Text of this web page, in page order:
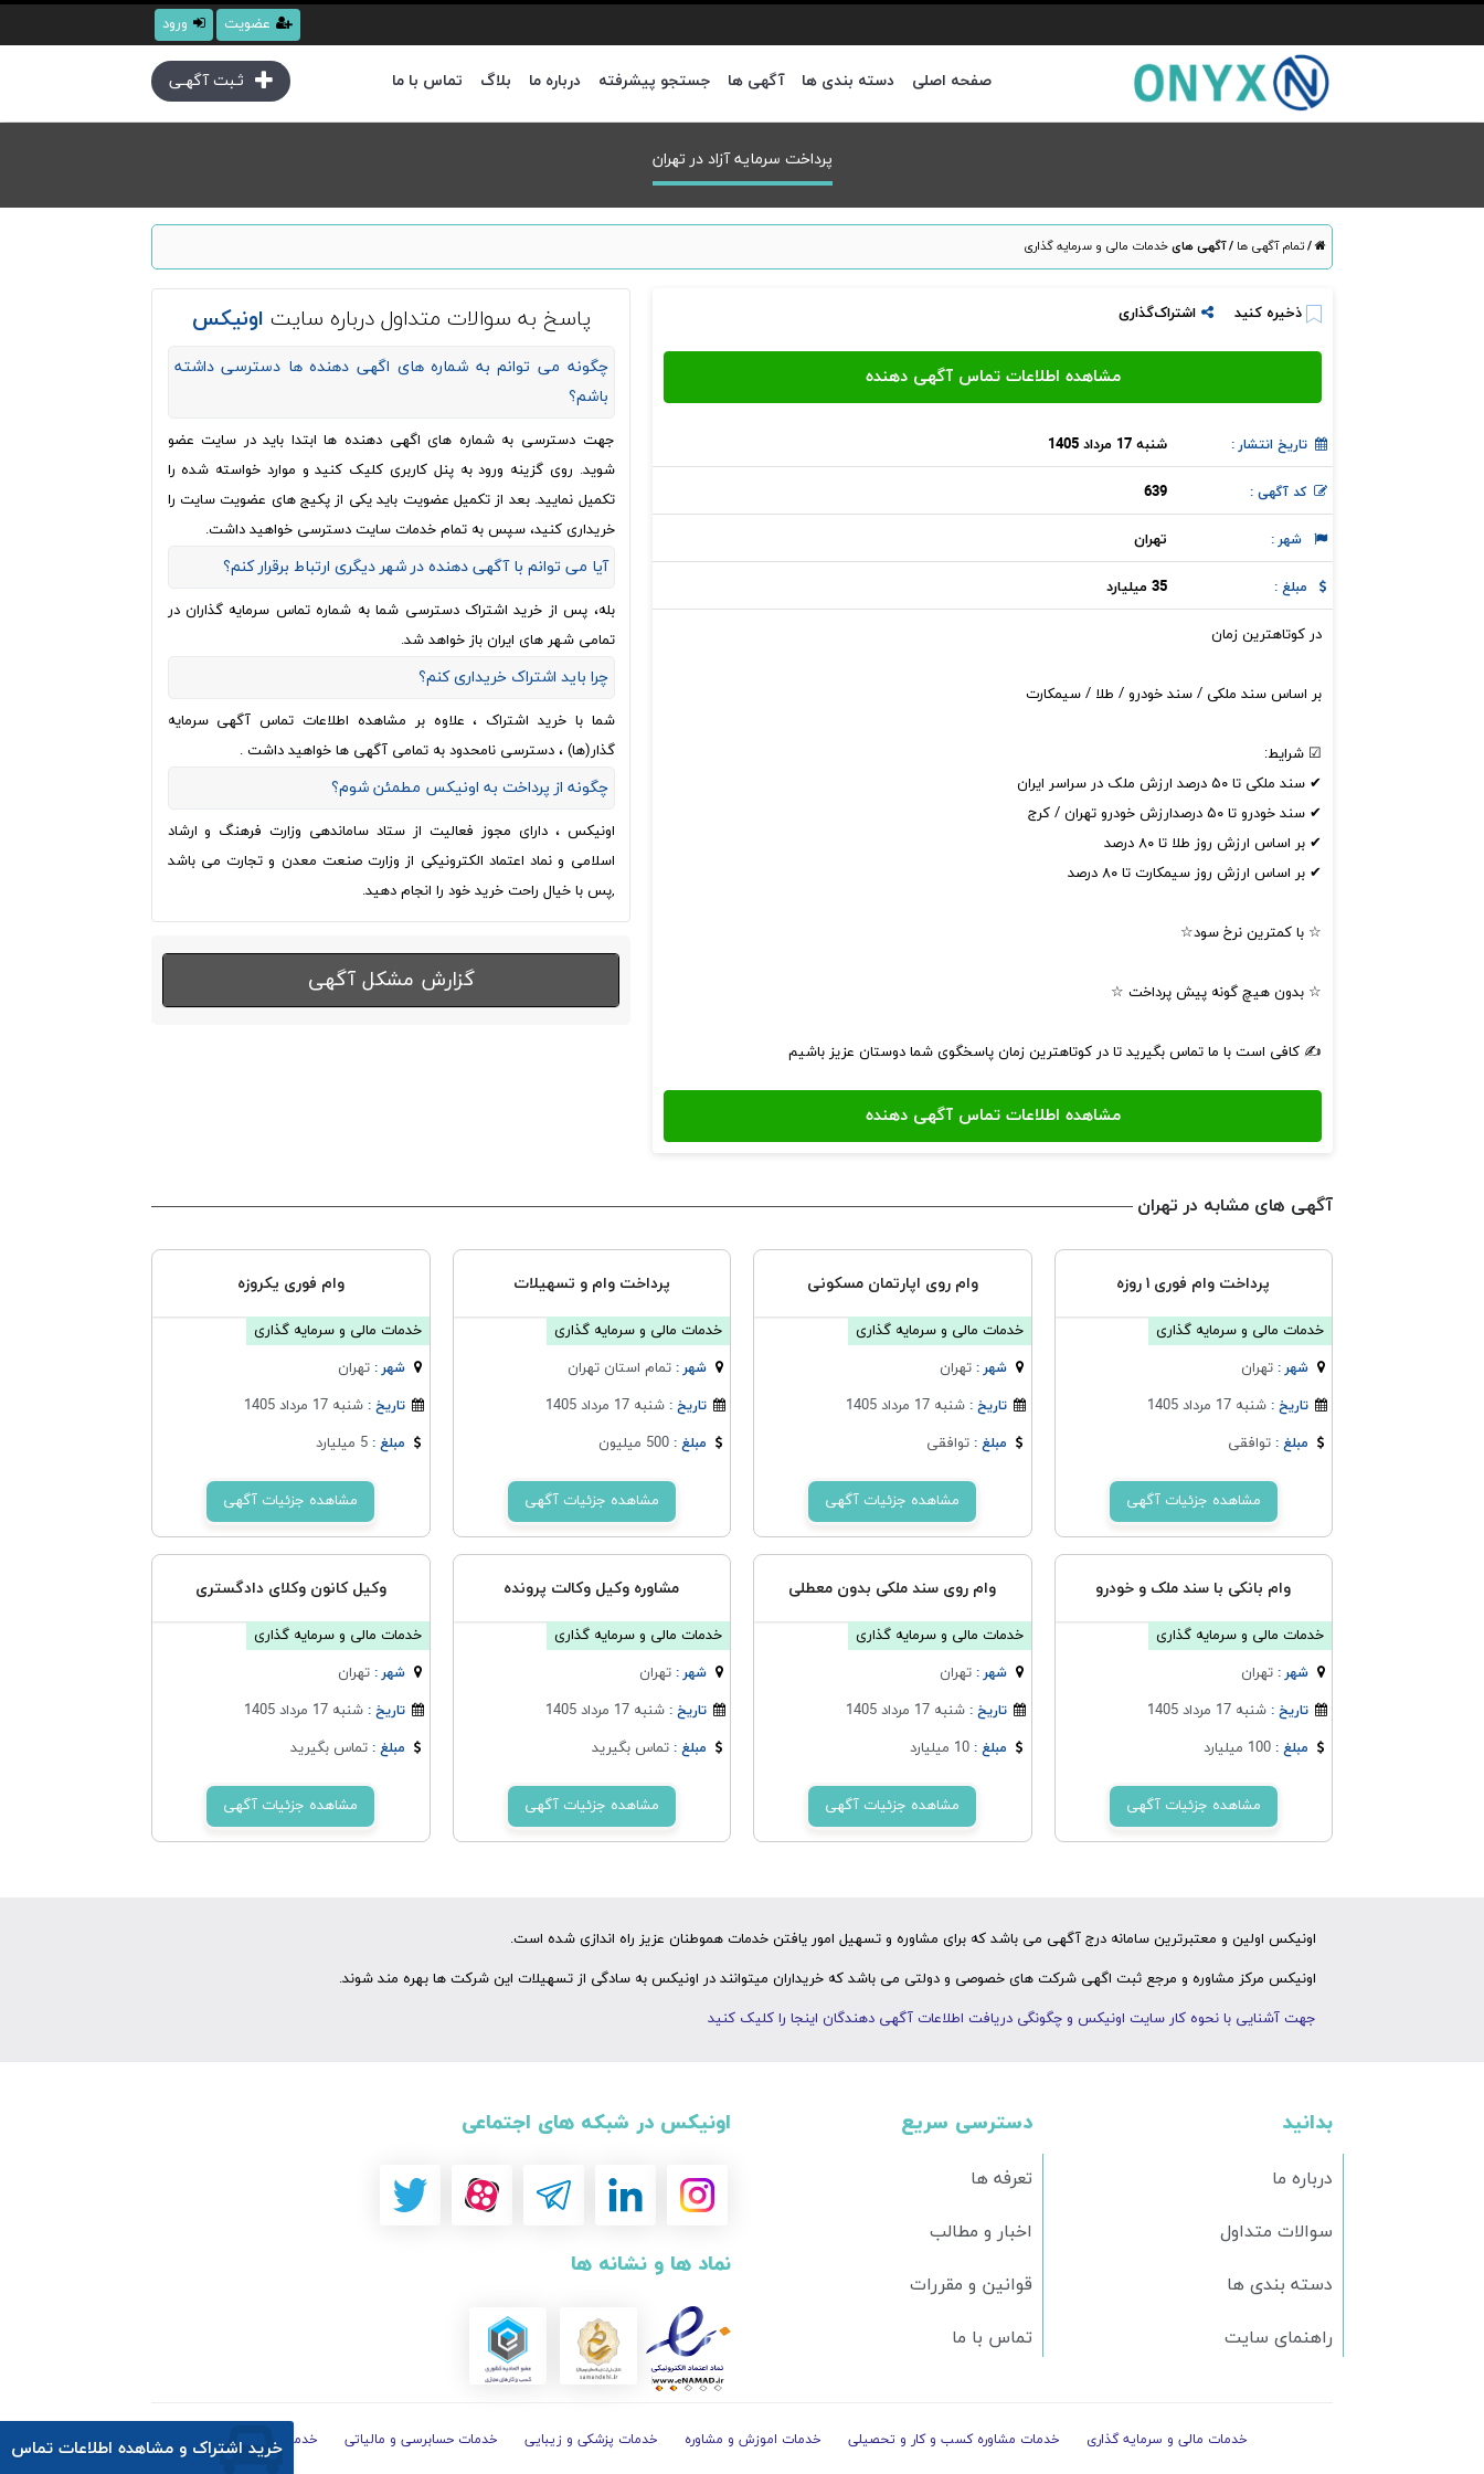
ورود عضویت
ثـبت آگهـی صفحه اصلی دسته بندی ها آگهی ها جستجو پیشرفته درباره ما بلاگ تماس با ما
پرداخت سرمایه آزاد در تهران
خرید اشتراک و مشاهده اطلاعات تماس
/تمام آگهی ها /آگهی هایخدمات مالی و سرمایه گذاری
ذخیره کنید اشتراک‌گذاری
تاریخ انتشار : شنبه 17 مرداد 1405
کد آگهی : 639
شهر : تهران
مبلغ : 35 میلیارد
در کوتاهترین زمان
بر اساس سند ملکی / سند خودرو / طلا / سیمکارت
☑ شرایط:
✔ سند ملکی تا ۵۰ درصد ارزش ملک در سراسر ایران
✔ سند خودرو تا ۵۰ درصدارزش خودرو تهران / کرج
✔ بر اساس ارزش روز طلا تا ۸۰ درصد
✔ بر اساس ارزش روز سیمکارت تا ۸۰ درصد
☆ با کمترین نرخ سود☆
☆ بدون هیچ گونه پیش پرداخت ☆
✍ کافی است با ما تماس بگیرید تا در کوتاهترین زمان پاسخگوی شما دوستان عزیز باشیم
پاسخ به سوالات متداول درباره سایت اونیکس
چگونه می توانم به شماره های اگهی دهنده ها دسترسی داشته
باشم؟
جهت دسترسی به شماره های اگهی دهنده ها ابتدا باید در سایت عضو
شوید. روی گزینه ورود به پنل کاربری کلیک کنید و موارد خواسته شده را
تکمیل نمایید. بعد از تکمیل عضویت باید یکی از پکیج های عضویت سایت را
خریداری کنید، سپس به تمام خدمات سایت دسترسی خواهید داشت.
آیا می توانم با آگهی دهنده در شهر دیگری ارتباط برقرار کنم؟
بله، پس از خرید اشتراک دسترسی شما به شماره تماس سرمایه گذاران در
تمامی شهر های ایران باز خواهد شد.
چرا باید اشتراک خریداری کنم؟
شما با خرید اشتراک ، علاوه بر مشاهده اطلاعات تماس آگهی سرمایه
گذار(ها) ، دسترسی نامحدود به تمامی آگهی ها خواهید داشت .
چگونه از پرداخت به اونیکس مطمئن شوم؟
اونیکس ، دارای مجوز فعالیت از ستاد ساماندهی وزارت فرهنگ و ارشاد
اسلامی و نماد اعتماد الکترونیکی از وزارت صنعت معدن و تجارت می باشد
,پس با خیال راحت خرید خود را انجام دهید.
گزارش مشکل آگهی
آگهی های مشابه در تهران
پرداخت وام فوری ۱ روزه
خدمات مالی و سرمایه گذاری
شهر :تهران
تاریخ :شنبه 17 مرداد 1405
مبلغ :توافقی
مشاهده جزئیات آگهی
وام روی اپارتمان مسکونی
خدمات مالی و سرمایه گذاری
شهر : تهران
تاریخ : شنبه 17 مرداد 1405
مبلغ : توافقی
مشاهده جزئیات آگهی
پرداخت وام و تسهیلات
خدمات مالی و سرمایه گذاری
شهر :تمام استان تهران
تاریخ :شنبه 17 مرداد 1405
مبلغ :500 میلیون
مشاهده جزئیات آگهی
وام فوری یکروزه
خدمات مالی و سرمایه گذاری
شهر : تهران
تاریخ : شنبه 17 مرداد 1405
مبلغ : 5 میلیارد
مشاهده جزئیات آگهی
وام بانکی با سند ملک و خودرو
خدمات مالی و سرمایه گذاری
شهر :تهران
تاریخ :شنبه 17 مرداد 1405
مبلغ :100 میلیارد
مشاهده جزئیات آگهی
وام روی سند ملکی بدون معطلی
خدمات مالی و سرمایه گذاری
شهر : تهران
تاریخ : شنبه 17 مرداد 1405
مبلغ : 10 میلیارد
مشاهده جزئیات آگهی
مشاوره وکیل وکالت پرونده
خدمات مالی و سرمایه گذاری
شهر :تهران
تاریخ :شنبه 17 مرداد 1405
مبلغ :تماس بگیرید
مشاهده جزئیات آگهی
وکیل کانون وکلای دادگستری
خدمات مالی و سرمایه گذاری
شهر : تهران
تاریخ : شنبه 17 مرداد 1405
مبلغ : تماس بگیرید
مشاهده جزئیات آگهی
اونیکس اولین و معتبرترین سامانه درج آگهی می باشد که برای مشاوره و تسهیل امور یافتن خدمات هموطنان عزیز راه اندازی شده است.
اونیکس مرکز مشاوره و مرجع ثبت اگهی شرکت های خصوصی و دولتی می باشد که خریداران میتوانند در اونیکس به سادگی از تسهیلات این شرکت ها بهره مند شوند.
جهت آشنایی با نحوه کار سایت اونیکس و چگونگی دریافت اطلاعات آگهی دهندگان اینجا را کلیک کنید
اونیکس در شبکه های اجتماعی
نماد ها و نشانه ها
دسترسی سریع
تعرفه ها
اخبار و مطالب
قوانین و مقررات
تماس با ما
بدانید
درباره ما
سوالات متداول
دسته بندی ها
راهنمای سایت
خدمات مالی و سرمایه گذاری خدمات مشاوره کسب و کار و تحصیلی خدمات اموزش و مشاوره خدمات پزشکی و زیبایی خدمات حسابرسی و مالیاتی خدمات حقوقی